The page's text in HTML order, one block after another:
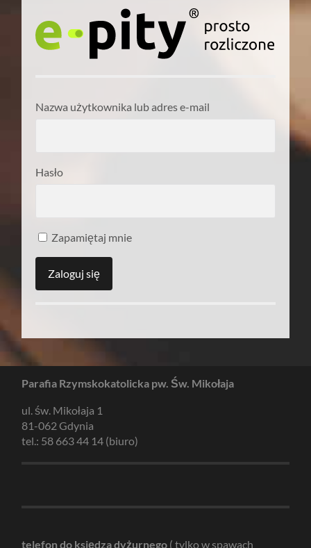
Nazwa użytkownika lub adres e-mail
Hasło
Zapamiętaj mnie
Parafia Rzymskokatolicka pw. Św. Mikołaja
ul. św. Mikołaja 1
81-062 Gdynia
tel.: 58 663 44 14 (biuro)
telefon do księdza dyżurnego ( tylko w spawach